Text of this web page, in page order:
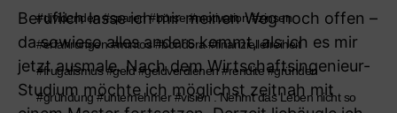
#dividenden #sparen #börse #motivation #zinsen
#erfahrungen #mintos #bondora #finanziellefreiheit
#frugalismus #geld #geldverdienen #rendite #gründen
#gründung #unternehmer #vision . Nehmt das Leben nicht so
Beruflich lasse ich mir meinen Weg noch offen –
da sowieso alles anders kommt, als ich es mir
jetzt ausmale. Nach dem Wirtschaftsingenieur-
Studium möchte ich möglichst zeitnah mit